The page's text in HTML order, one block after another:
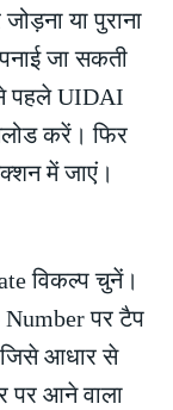
या पुराना
जा सकती
पहले UIDAI
करें। फिर
में जाएं।
विकल्प चुनें।
पर टैप
जिसे आधार से
पर आने वाला